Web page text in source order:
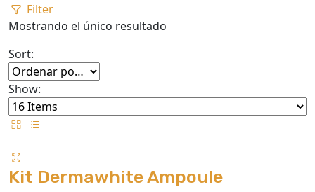
Filter
Mostrando el único resultado
Sort:
Show:
Kit Dermawhite Ampoule